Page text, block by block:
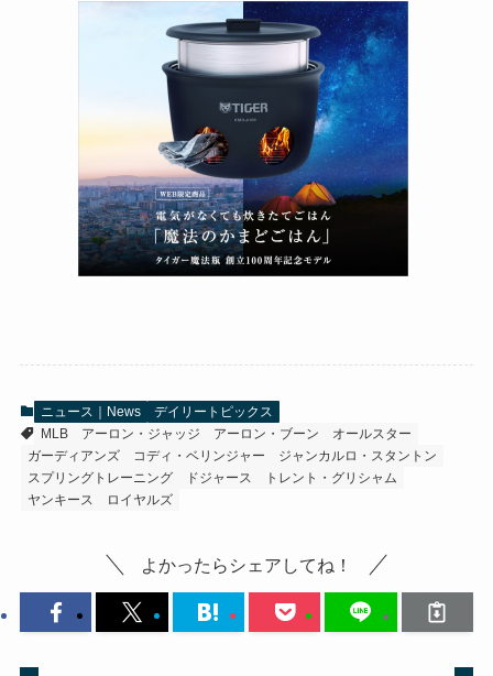
ニュース｜News
デイリートピックス
MLB
アーロン・ジャッジ アーロン・ブーン
オールスター
ガーディアンズ
コディ・ベリンジャー
ジャンカルロ・スタントン
スプリングトレーニング
ドジャース
トレント・グリシャム
ヤンキース
ロイヤルズ
よかったらシェアしてね！